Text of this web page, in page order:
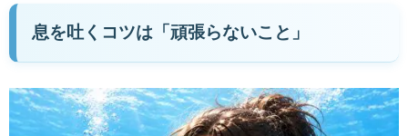
息を吐くコツは「頑張らないこと」